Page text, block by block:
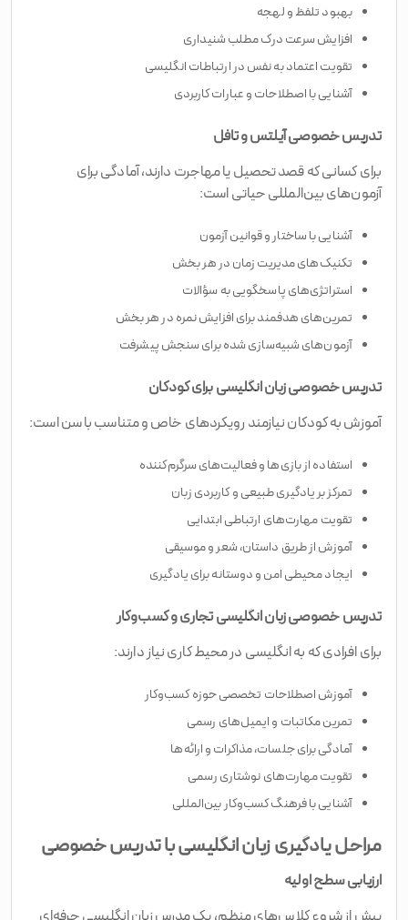
بهبود تلفظ و لهجه
افزایش سرعت درک مطلب شنیداری
تقویت اعتماد به نفس در ارتباطات انگلیسی
آشنایی با اصطلاحات و عبارات کاربردی
تدریس خصوصی آیلتس و تافل
برای کسانی که قصد تحصیل یا مهاجرت دارند، آمادگی برای
آزمون‌های بین‌المللی حیاتی است:
آشنایی با ساختار و قوانین آزمون
تکنیک‌های مدیریت زمان در هر بخش
استراتژی‌های پاسخگویی به سؤالات
تمرین‌های هدفمند برای افزایش نمره در هر بخش
آزمون‌های شبیه‌سازی شده برای سنجش پیشرفت
تدریس خصوصی زبان انگلیسی برای کودکان
آموزش به کودکان نیازمند رویکردهای خاص و متناسب با سن است:
استفاده از بازی‌ها و فعالیت‌های سرگرم‌کننده
تمرکز بر یادگیری طبیعی و کاربردی زبان
تقویت مهارت‌های ارتباطی ابتدایی
آموزش از طریق داستان، شعر و موسیقی
ایجاد محیطی امن و دوستانه برای یادگیری
تدریس خصوصی زبان انگلیسی تجاری و کسب‌وکار
برای افرادی که به انگلیسی در محیط کاری نیاز دارند:
آموزش اصطلاحات تخصصی حوزه کسب‌وکار
تمرین مکاتبات و ایمیل‌های رسمی
آمادگی برای جلسات، مذاکرات و ارائه‌ها
تقویت مهارت‌های نوشتاری رسمی
آشنایی با فرهنگ کسب‌وکار بین‌المللی
مراحل یادگیری زبان انگلیسی با تدریس خصوصی
ارزیابی سطح اولیه